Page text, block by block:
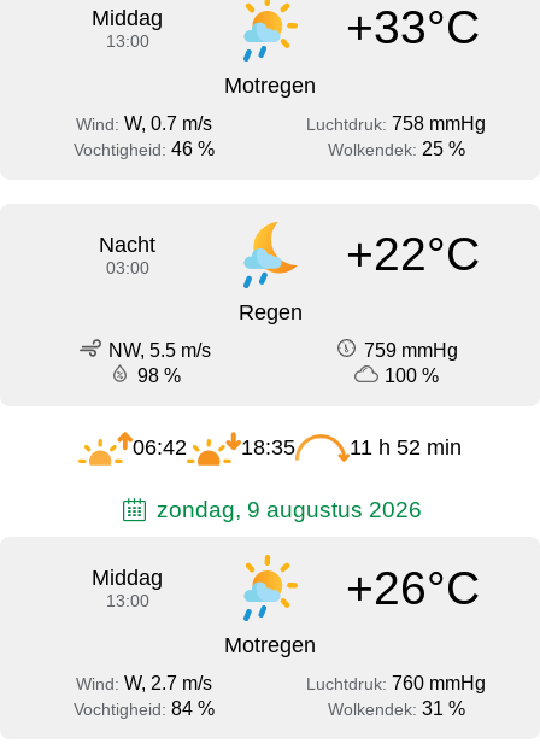
Middag
13:00 +33°C
Motregen
Wind: W, 0.7 m/s Luchtdruk: 758 mmHg
Vochtigheid: 46 % Wolkendek: 25 %
Nacht
03:00 +22°C
Regen
NW, 5.5 m/s
759 mmHg
98 %
100 %
06:42 18:35 11 h 52 min
zondag, 9 augustus 2026
Middag
13:00 +26°C
Motregen
Wind: W, 2.7 m/s Luchtdruk: 760 mmHg
Vochtigheid: 84 % Wolkendek: 31 %